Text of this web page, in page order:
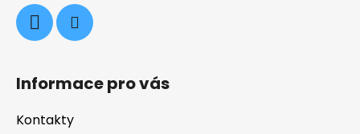
Informace pro vás
Kontakty